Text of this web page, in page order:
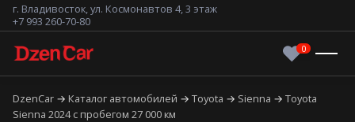
г. Владивосток, ул. Космонавтов 4, 3 этаж
+7 993 260-70-80
DzenCar Каталог автомобилей Toyota Sienna
Toyota
Sienna 2024 с пробегом 27 000 км